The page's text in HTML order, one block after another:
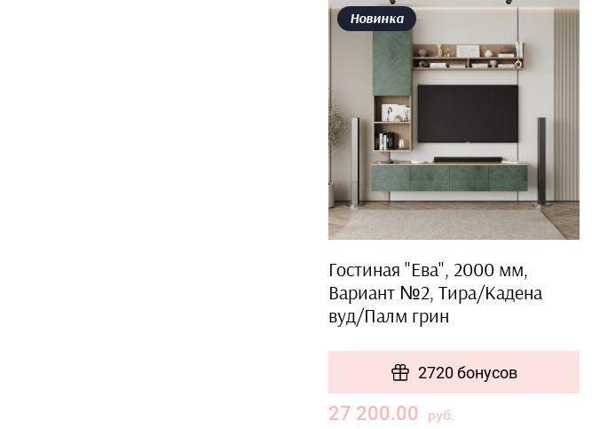
Новинка
Гостиная "Ева", 2000 мм,
Вариант №2, Тира/Кадена
вуд/Палм грин
2720 бонусов
27 200.00 руб.